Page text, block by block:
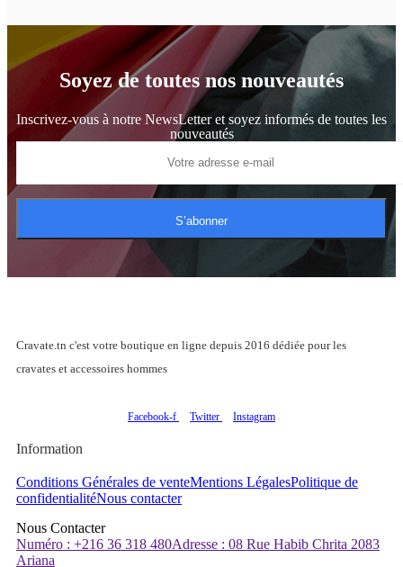
Soyez de toutes nos nouveautés
Inscrivez-vous à notre NewsLetter et soyez informés de toutes les
nouveautés
S’abonner
Cravate.tn c'est votre boutique en ligne depuis 2016 dédiée pour les
cravates et accessoires hommes
Facebook-f Twitter Instagram
Information
Conditions Générales de venteMentions LégalesPolitique de
confidentialitéNous contacter
Nous Contacter
Numéro : +216 36 318 480Adresse : 08 Rue Habib Chrita 2083
Ariana